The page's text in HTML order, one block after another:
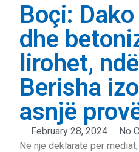
Boçi:
dhe
lirohet,
Berisha
asnjë
February 28, 2024 No
Në një deklaratë për